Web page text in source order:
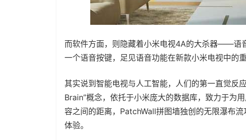
而软件方面，则隐藏着小米电视4A的大杀器——语
一个语音按键，足见语音功能在新款小米电视中的重
其实说到智能电视与人工智能，人们的第一直觉反
Brain”概念，依托于小米庞大的数据库，致力于为
容之间的距离，PatchWall拼图墙独创的无限瀑布
体验。